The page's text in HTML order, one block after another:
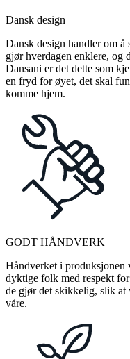
Dansk design
Dansk design handler om å
gjør hverdagen enklere, og
Dansani er det dette som
en fryd for øyet, det skal
komme hjem.
GODT HÅNDVERK
Håndverket i
dyktige folk med respekt
de gjør det skikkelig, slik at
våre.